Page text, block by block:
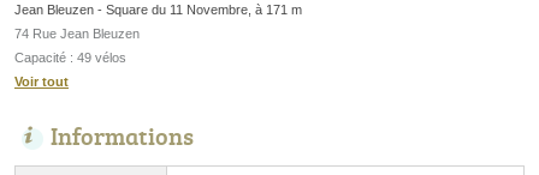
Jean Bleuzen - Square du 11 Novembre, à 171 m
74 Rue Jean Bleuzen
Capacité : 49 vélos
Voir tout
Informations